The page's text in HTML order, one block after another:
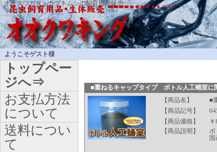
オオクワガタ・カブトムシの飼育用品販売
ようこそゲスト様
■重ねるキャップタイプ ボトル人工蛹室に
【商品名】
■
【商品記号】
【商品価格】
【商品説明】
ボ
トップペー
ジへ⇒
お支払方法
について
送料につい
て